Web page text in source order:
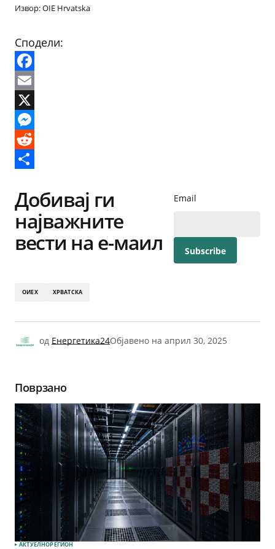
Извор: OIE Hrvatska
Сподели:
Facebook
Email
X
Messenger
Reddit
Добивај ги
најважните
вести на е-маил
Email
ОИЕХ ХРВАТСКА
од Енергетика24Објавено на април 30, 2025
Поврзано
АКТУЕЛНОРЕГИОН